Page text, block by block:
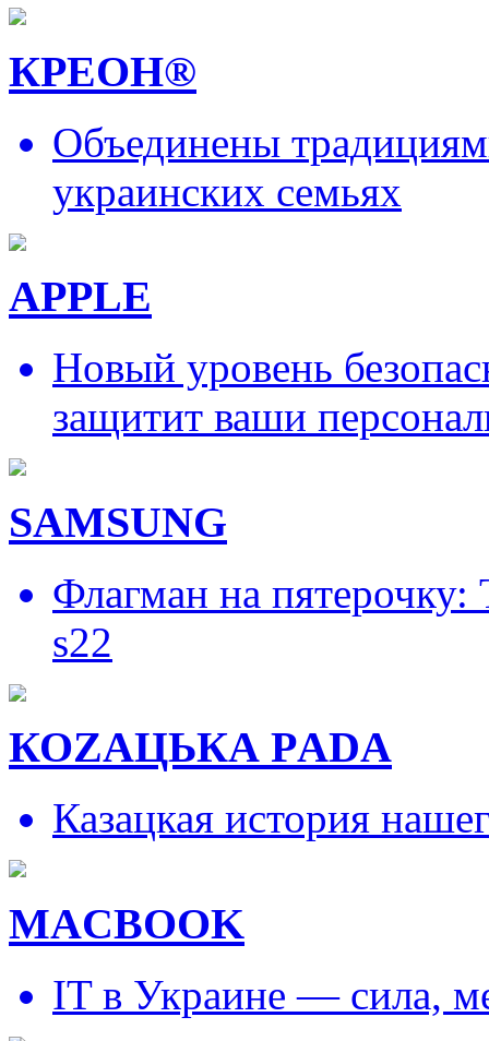
КРЕОН®
Объединены
украинских семьях
APPLE
Новый уровень
защитит ваши
SAMSUNG
Флагман на
s22
КОZAЦЬКА РADA
Казацкая история
MACBOOK
IT в Украине — сила,